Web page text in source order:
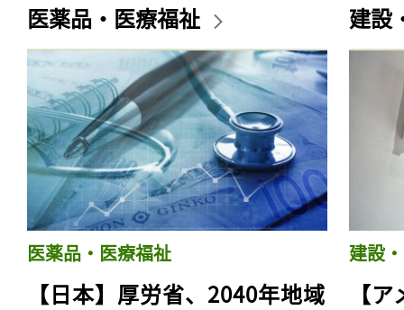
医薬品・医療福祉
医薬品・医療福祉
【日本】厚労省、2040年地域
建設
建設
【